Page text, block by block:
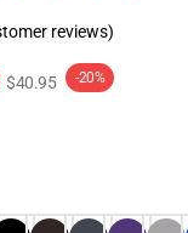
reviews)
$40.95 -20%